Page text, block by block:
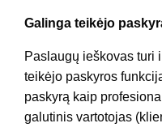
Galinga teikėjo
Paslaugų ieškovas turi
teikėjo paskyros
paskyrą kaip
galutinis vartotojas